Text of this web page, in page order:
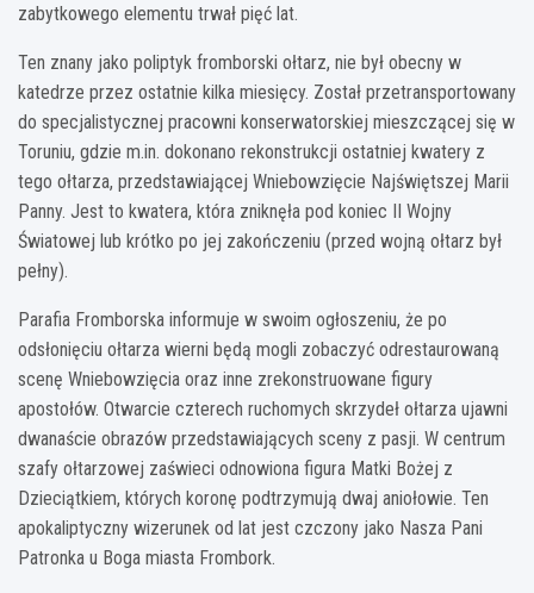
zabytkowego elementu trwał pięć lat.
Ten znany jako poliptyk fromborski ołtarz, nie był obecny w
katedrze przez ostatnie kilka miesięcy. Został przetransportowany
do specjalistycznej pracowni konserwatorskiej mieszczącej się w
Toruniu, gdzie m.in. dokonano rekonstrukcji ostatniej kwatery z
tego ołtarza, przedstawiającej Wniebowzięcie Najświętszej Marii
Panny. Jest to kwatera, która zniknęła pod koniec II Wojny
Światowej lub krótko po jej zakończeniu (przed wojną ołtarz był
pełny).
Parafia Fromborska informuje w swoim ogłoszeniu, że po
odsłonięciu ołtarza wierni będą mogli zobaczyć odrestaurowaną
scenę Wniebowzięcia oraz inne zrekonstruowane figury
apostołów. Otwarcie czterech ruchomych skrzydeł ołtarza ujawni
dwanaście obrazów przedstawiających sceny z pasji. W centrum
szafy ołtarzowej zaświeci odnowiona figura Matki Bożej z
Dzieciątkiem, których koronę podtrzymują dwaj aniołowie. Ten
apokaliptyczny wizerunek od lat jest czczony jako Nasza Pani
Patronka u Boga miasta Frombork.